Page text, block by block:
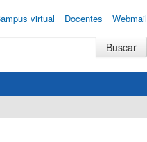
virtual Docentes Webmail